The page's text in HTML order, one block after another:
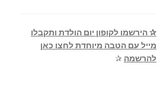
✰ הירשמו לקופון יום הולדת ותקבלו
מייל עם הטבה מיוחדת לחצו כאן
להרשמה ✰